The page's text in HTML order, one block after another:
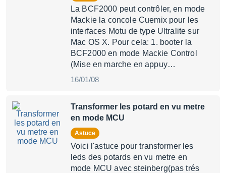
La BCF2000 peut contrôler, en mode
Mackie la concole Cuemix pour les
interfaces Motu de type Ultralite sur
Mac OS X. Pour cela: 1. booter la
BCF2000 en mode Mackie Control
(Mise en marche en appuy…
16/01/08
Transformer les potard en vu metre
en mode MCU
Astuce
Voici l'astuce pour transformer les
leds des potards en vu metre en
mode MCU avec steinberg(pas trés